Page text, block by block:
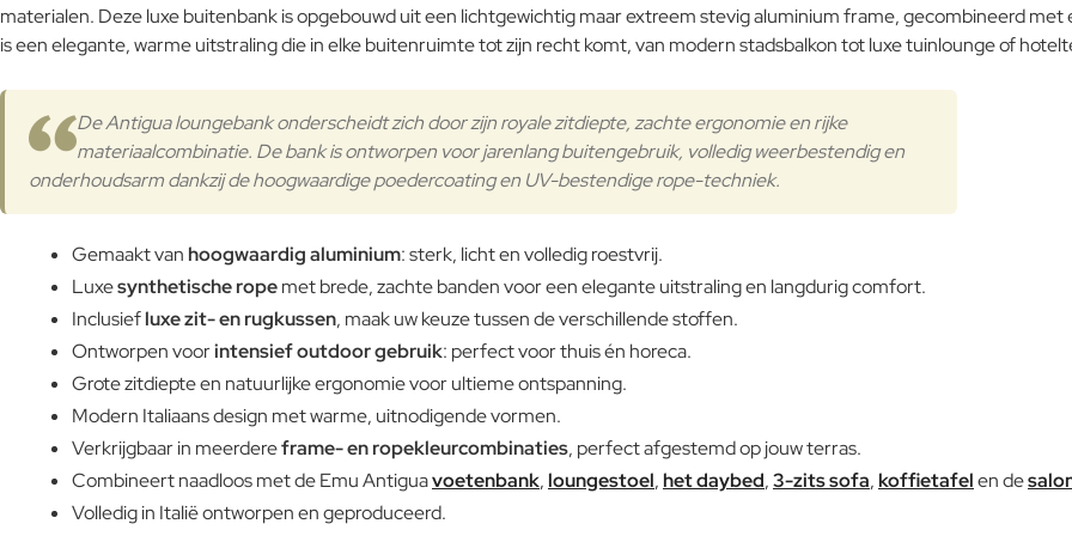
Waardering:
materialen. Deze luxe buitenbank is opgebouwd uit een lichtgewichtig maar extreem stevig aluminium frame, gecombineerd
is een elegante, warme uitstraling die in elke buitenruimte tot zijn recht komt, van modern stadsbalkon tot luxe tuinlounge of
De Antigua loungebank onderscheidt zich door zijn royale zitdiepte, zachte ergonomie en rijke
materiaalcombinatie. De bank is ontworpen voor jarenlang buitengebruik, volledig weerbestendig en
onderhoudsarm dankzij de hoogwaardige poedercoating en UV-bestendige rope-techniek.
Gemaakt van hoogwaardig aluminium: sterk, licht en volledig roestvrij.
Luxesynthetischeropemet brede, zachte banden voor een elegante uitstraling en langdurig comfort.
Inclusiefluxe zit- en rugkussen, maak uw keuze tussen de verschillende stoffen.
Ontworpen voorintensief outdoor gebruik: perfect voor thuis én horeca.
Grote zitdiepte en natuurlijke ergonomie voor ultieme ontspanning.
Modern Italiaans design met warme, uitnodigende vormen.
Verkrijgbaar in meerdereframe- en ropekleurcombinaties, perfect afgestemd op jouw terras.
Combineert naadloos met de Emu Antiguavoetenbank, loungestoel, het daybed,3-zits sofa, koffietafelen de
Volledig in Italië ontworpen en geproduceerd.